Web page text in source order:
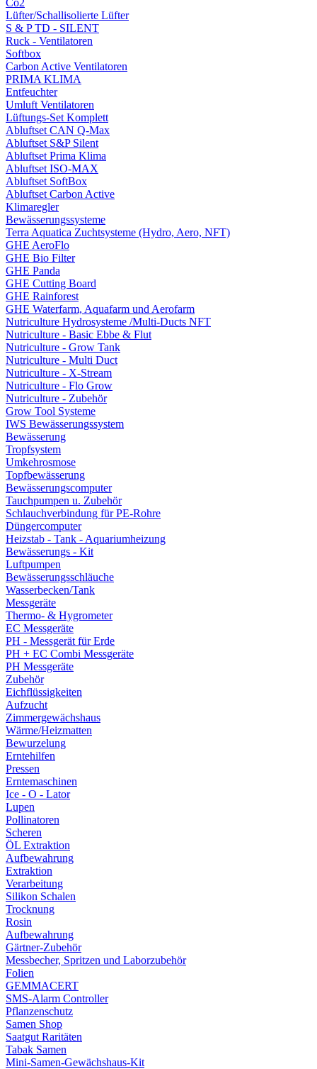
Co2
Lüfter/Schallisolierte Lüfter
S & P TD - SILENT
Ruck - Ventilatoren
Softbox
Carbon Active Ventilatoren
PRIMA KLIMA
Entfeuchter
Umluft Ventilatoren
Lüftungs-Set Komplett
Abluftset CAN Q-Max
Abluftset S&P Silent
Abluftset Prima Klima
Abluftset ISO-MAX
Abluftset SoftBox
Abluftset Carbon Active
Klimaregler
Bewässerungssysteme
Terra Aquatica Zuchtsysteme (Hydro, Aero, NFT)
GHE AeroFlo
GHE Bio Filter
GHE Panda
GHE Cutting Board
GHE Rainforest
GHE Waterfarm, Aquafarm und Aerofarm
Nutriculture Hydrosysteme /Multi-Ducts NFT
Nutriculture - Basic Ebbe & Flut
Nutriculture - Grow Tank
Nutriculture - Multi Duct
Nutriculture - X-Stream
Nutriculture - Flo Grow
Nutriculture - Zubehör
Grow Tool Systeme
IWS Bewässerungssystem
Bewässerung
Tropfsystem
Umkehrosmose
Topfbewässerung
Bewässerungscomputer
Tauchpumpen u. Zubehör
Schlauchverbindung für PE-Rohre
Düngercomputer
Heizstab - Tank - Aquariumheizung
Bewässerungs - Kit
Luftpumpen
Bewässerungsschläuche
Wasserbecken/Tank
Messgeräte
Thermo- & Hygrometer
EC Messgeräte
PH - Messgerät für Erde
PH + EC Combi Messgeräte
PH Messgeräte
Zubehör
Eichflüssigkeiten
Aufzucht
Zimmergewächshaus
Wärme/Heizmatten
Bewurzelung
Erntehilfen
Pressen
Erntemaschinen
Ice - O - Lator
Lupen
Pollinatoren
Scheren
ÖL Extraktion
Aufbewahrung
Extraktion
Verarbeitung
Silikon Schalen
Trocknung
Rosin
Aufbewahrung
Gärtner-Zubehör
Messbecher, Spritzen und Laborzubehör
Folien
GEMMACERT
SMS-Alarm Controller
Pflanzenschutz
Samen Shop
Saatgut Raritäten
Tabak Samen
Mini-Samen-Gewächshaus-Kit